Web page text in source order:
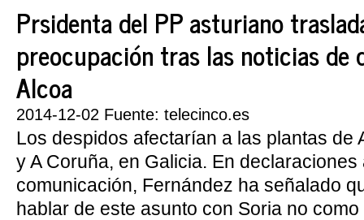
Prsidenta del PP asturiano
preocupación tras las noticias de
Alcoa
2014-12-02 Fuente: telecinco.es
Los despidos afectarían a las plantas de
y A Coruña, en Galicia. En
comunicación, Fernández ha señalado
hablar de este asunto con Soria no